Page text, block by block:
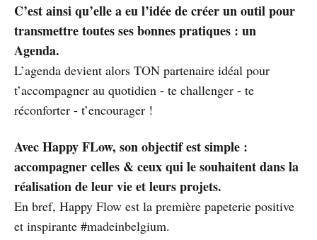
C’est ainsi qu’elle a eu l’idée de créer un outil pour
transmettre toutes ses bonnes pratiques : un
Agenda.
L’agenda devient alors TON partenaire idéal pour
t’accompagner au quotidien - te challenger - te
réconforter - t’encourager !
Avec Happy FLow, son objectif est simple :
accompagner celles & ceux qui le souhaitent dans la
réalisation de leur vie et leurs projets.
En bref, Happy Flow est la première papeterie positive
et inspirante #madeinbelgium.